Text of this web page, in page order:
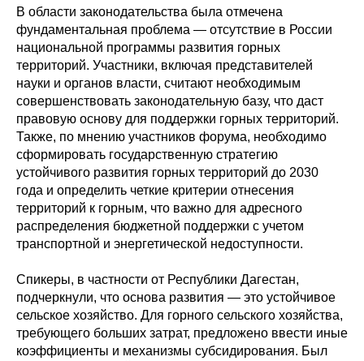
В области законодательства была отмечена
фундаментальная проблема — отсутствие в России
национальной программы развития горных
территорий. Участники, включая представителей
науки и органов власти, считают необходимым
совершенствовать законодательную базу, что даст
правовую основу для поддержки горных территорий.
Также, по мнению участников форума, необходимо
сформировать государственную стратегию
устойчивого развития горных территорий до 2030
года и определить четкие критерии отнесения
территорий к горным, что важно для адресного
распределения бюджетной поддержки с учетом
транспортной и энергетической недоступности.
Спикеры, в частности от Республики Дагестан,
подчеркнули, что основа развития — это устойчивое
сельское хозяйство. Для горного сельского хозяйства,
требующего больших затрат, предложено ввести иные
коэффициенты и механизмы субсидирования. Был